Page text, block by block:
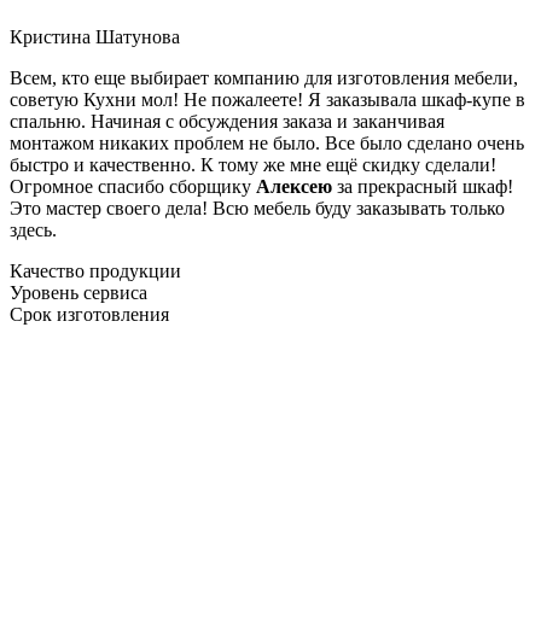
Кристина Шатунова
Всем, кто еще выбирает компанию для изготовления мебели,
советую Кухни мол! Не пожалеете! Я заказывала шкаф-купе в
спальню. Начиная с обсуждения заказа и заканчивая
монтажом никаких проблем не было. Все было сделано очень
быстро и качественно. К тому же мне ещё скидку сделали!
Огромное спасибо сборщику Алексею за прекрасный шкаф!
Это мастер своего дела! Всю мебель буду заказывать только
здесь.
Качество продукции
Уровень сервиса
Срок изготовления